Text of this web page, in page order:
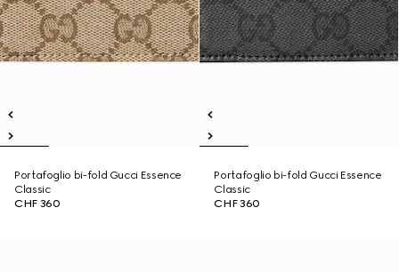
Portafoglio bi-fold Gucci Essence
Classic
CHF 360
Portafoglio bi-fold Gucci Essence
Classic
CHF 360